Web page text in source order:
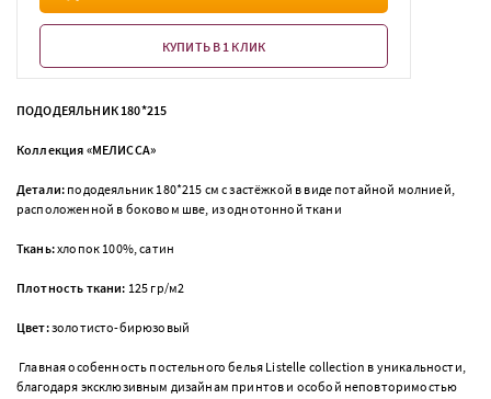
КУПИТЬ В 1 КЛИК
ПОДОДЕЯЛЬНИК 180*215
Коллекция «МЕЛИССА»
Детали: пододеяльник 180*215 см с застёжкой в виде потайной молнией,
расположенной в боковом шве, из однотонной ткани
Ткань:хлопок 100%, сатин
Плотность ткани: 125 гр/м2
Цвет:золотисто-бирюзовый
Главная особенность постельного белья Listelle collection в уникальности,
благодаря эксклюзивным дизайнам принтов и особой неповторимостью